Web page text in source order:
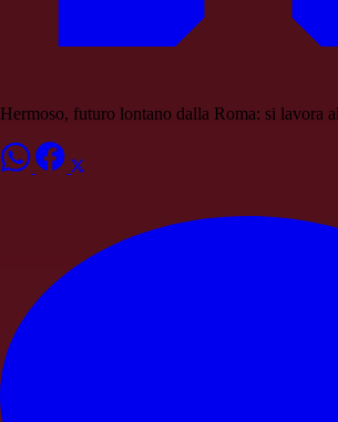
Hermoso, futuro lontano dalla Roma: si lavora